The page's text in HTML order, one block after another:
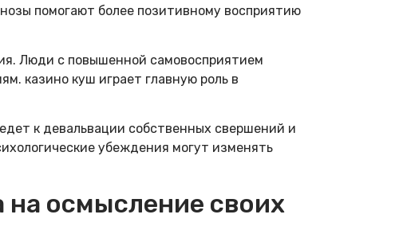
помогают более позитивному восприятию
Люди с повышенной самовосприятием
казино куш играет главную роль в
к девальвации собственных свершений и
убеждения могут изменять
на осмысление своих